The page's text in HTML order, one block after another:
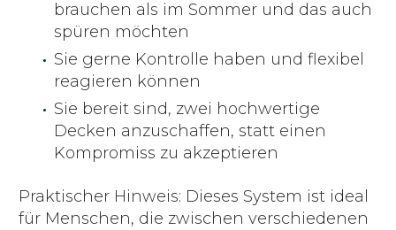
brauchen als im Sommer und das auch
spüren möchten
Sie gerne Kontrolle haben und flexibel
reagieren können
Sie bereit sind, zwei hochwertige
Decken anzuschaffen, statt einen
Kompromiss zu akzeptieren
Praktischer Hinweis: Dieses System ist ideal
für Menschen, die zwischen verschiedenen